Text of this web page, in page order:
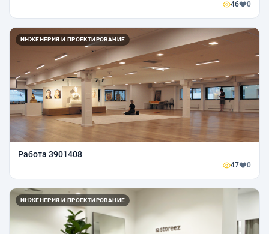
46 0
ИНЖЕНЕРИЯ И ПРОЕКТИРОВАНИЕ
Работа 3901408
47 0
ИНЖЕНЕРИЯ И ПРОЕКТИРОВАНИЕ